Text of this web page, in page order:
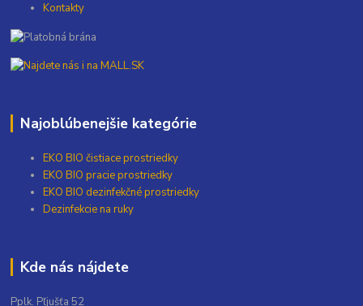
Kontakty
Najoblúbenejšie kategórie
EKO BIO čistiace prostriedky
EKO BIO pracie prostriedky
EKO BIO dezinfekčné prostriedky
Dezinfekcie na ruky
Kde nás nájdete
Pplk. Pľjušťa 52